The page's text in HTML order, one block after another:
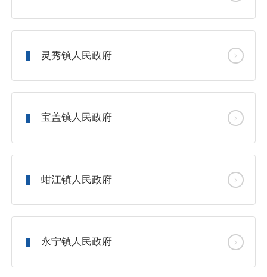
灵秀镇人民政府
宝盖镇人民政府
蚶江镇人民政府
永宁镇人民政府